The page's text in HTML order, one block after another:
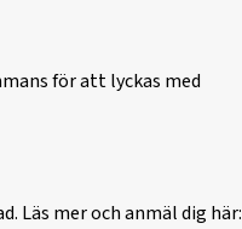
för att lyckas med
Läs mer och anmäl dig här: